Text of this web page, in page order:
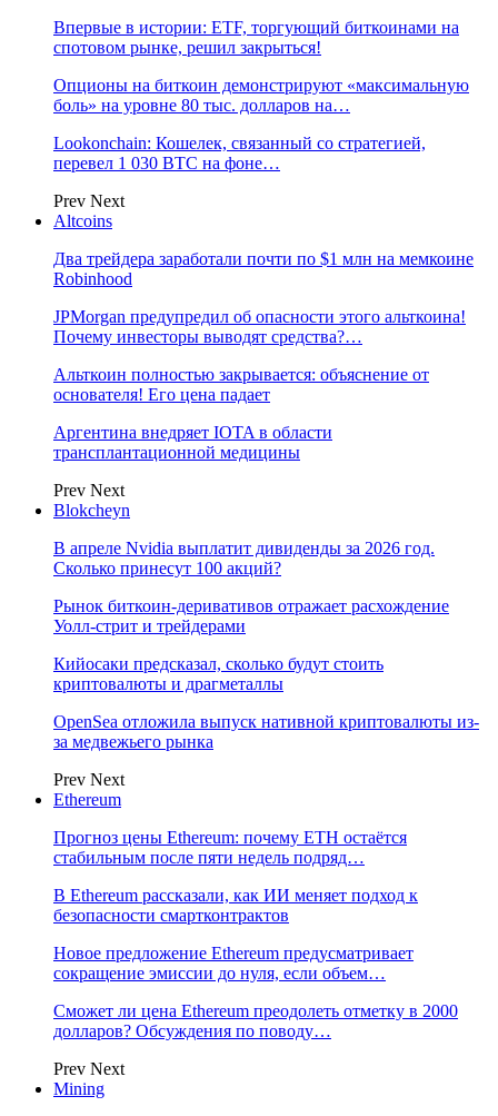
Впервые в истории: ETF, торгующий биткоинами на
спотовом рынке, решил закрыться!
Опционы на биткоин демонстрируют «максимальную
боль» на уровне 80 тыс. долларов на…
Lookonchain: Кошелек, связанный со стратегией,
перевел 1 030 BTC на фоне…
Prev Next
Altcoins
Два трейдера заработали почти по $1 млн на мемкоине
Robinhood
JPMorgan предупредил об опасности этого альткоина!
Почему инвесторы выводят средства?…
Альткоин полностью закрывается: объяснение от
основателя! Его цена падает
Аргентина внедряет IOTA в области
трансплантационной медицины
Prev Next
Blokcheyn
В апреле Nvidia выплатит дивиденды за 2026 год.
Сколько принесут 100 акций?
Рынок биткоин-деривативов отражает расхождение
Уолл-стрит и трейдерами
Кийосаки предсказал, сколько будут стоить
криптовалюты и драгметаллы
OpenSea отложила выпуск нативной криптовалюты из-
за медвежьего рынка
Prev Next
Ethereum
Прогноз цены Ethereum: почему ETH остаётся
стабильным после пяти недель подряд…
В Ethereum рассказали, как ИИ меняет подход к
безопасности смартконтрактов
Новое предложение Ethereum предусматривает
сокращение эмиссии до нуля, если объем…
Сможет ли цена Ethereum преодолеть отметку в 2000
долларов? Обсуждения по поводу…
Prev Next
Mining